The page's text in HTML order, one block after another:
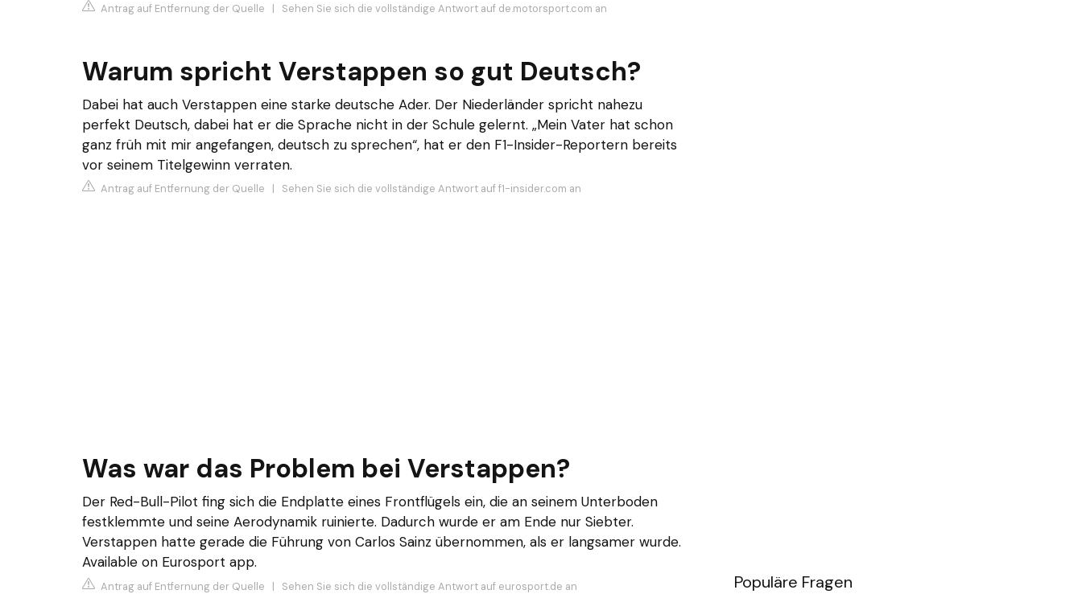
Antrag auf Entfernung der Quelle | Sehen Sie sich die vollständige Antwort auf de.motorsport.com an
Warum spricht Verstappen so gut Deutsch?
Dabei hat auch Verstappen eine starke deutsche Ader. Der Niederländer spricht nahezu
perfekt Deutsch, dabei hat er die Sprache nicht in der Schule gelernt. „Mein Vater hat schon
ganz früh mit mir angefangen, deutsch zu sprechen“, hat er den F1-Insider-Reportern bereits
vor seinem Titelgewinn verraten.
Antrag auf Entfernung der Quelle | Sehen Sie sich die vollständige Antwort auf f1-insider.com an
Was war das Problem bei Verstappen?
Der Red-Bull-Pilot fing sich die Endplatte eines Frontflügels ein, die an seinem Unterboden
festklemmte und seine Aerodynamik ruinierte. Dadurch wurde er am Ende nur Siebter.
Verstappen hatte gerade die Führung von Carlos Sainz übernommen, als er langsamer wurde.
Available on Eurosport app.
Antrag auf Entfernung der Quelle | Sehen Sie sich die vollständige Antwort auf eurosport.de an Populäre Fragen